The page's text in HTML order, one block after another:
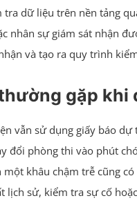
tra dữ liệu trên nền tảng
nhân sự giám sát nhận
và tạo ra quy trình
gặp
vẫn sử dụng giấy báo
đổi phòng thi vào phút
khâu chậm trễ cũng
lịch sử, kiểm tra sự cố